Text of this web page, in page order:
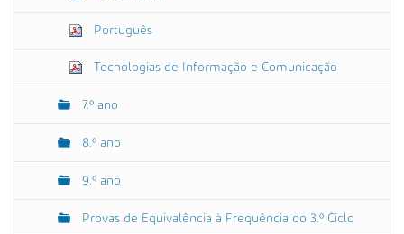
Português
Tecnologias de Informação e Comunicação
7.º ano
8.º ano
9.º ano
Provas de Equivalência à Frequência do 3.º Ciclo